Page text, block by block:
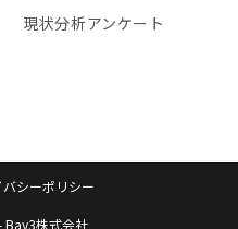
現状分析アンケート
バシーポリシー
株式会社